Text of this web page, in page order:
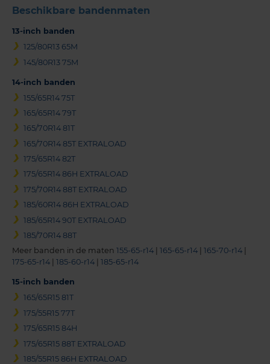
Beschikbare bandenmaten
13-inch banden
125/80R13 65M
145/80R13 75M
14-inch banden
155/65R14 75T
165/65R14 79T
165/70R14 81T
165/70R14 85T EXTRALOAD
175/65R14 82T
175/65R14 86H EXTRALOAD
175/70R14 88T EXTRALOAD
185/60R14 86H EXTRALOAD
185/65R14 90T EXTRALOAD
185/70R14 88T
Meer banden in de maten 155-65-r14 165-65-r14 165-70-r14
175-65-r14
185-60-r14 185-65-r14
15-inch banden
165/65R15 81T
175/55R15 77T
175/65R15 84H
175/65R15 88T EXTRALOAD
185/55R15 86H EXTRALOAD